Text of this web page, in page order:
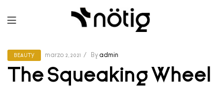
BEAUTY marzo 2, 2021 By admin
The Squeaking Wheel